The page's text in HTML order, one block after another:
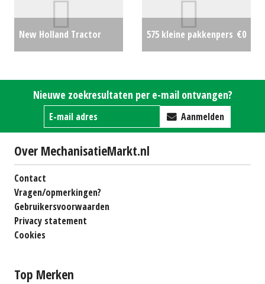
New Holland Tractor
40K-Eco + LUCHT !! (SB)
#25059
€33500
575 kleine pakkenpers €0
Nieuwe zoekresultaten per e-mail ontvangen?
Aanmelden
Over MechanisatieMarkt.nl
Contact
Vragen/opmerkingen?
Gebruikersvoorwaarden
Privacy statement
Cookies
Top Merken